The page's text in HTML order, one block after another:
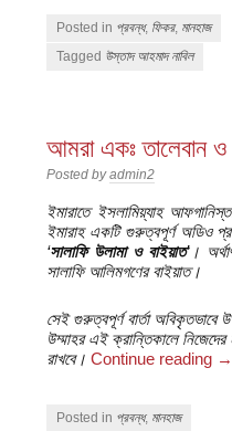
Posted in প্রবন্ধ, ফিকর, মানহাজ
Tagged উস্তাদ আহমাদ নাবিল
আমরা একঃ তালেবান ও
Posted byadmin2
ইমারাতে ইসলামিয়্যাহ
ইমারাহ একটি গুরুত্বপূর্ণ অডিও
‘সালাফি উলামা ও বাইয়াত’।
সালাফি আলিমগণের বাইয়াত।
সেই গুরুত্বপূর্ণ বার্তা অবিকৃতভাবে
উম্মাহর এই ক্রান্তিকালে
রাখবে। Continue reading →
Posted in প্রবন্ধ, মানহাজ